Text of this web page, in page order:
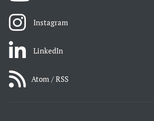
Instagram
LinkedIn
Atom / RSS